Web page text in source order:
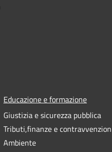
Educazione e formazione
Giustizia e sicurezza pubblica
Tributi,finanze e
Ambiente